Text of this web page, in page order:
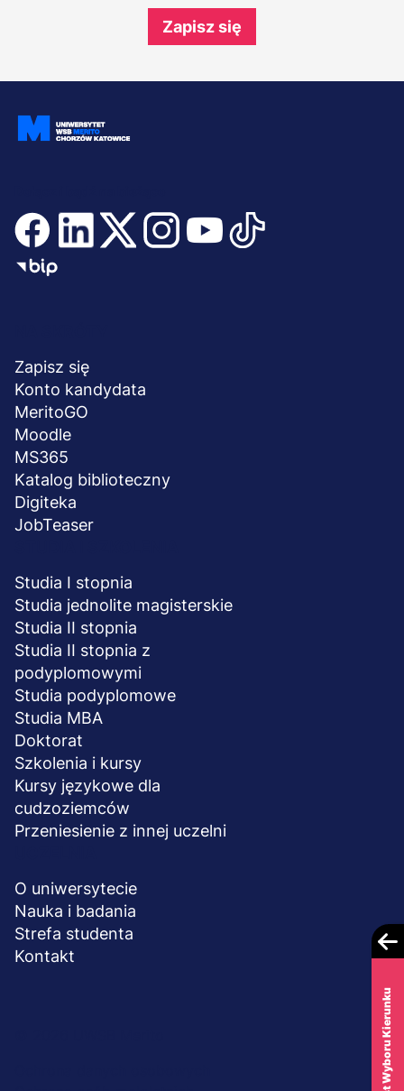
Zapisz się
stopka
Zapisz się
Konto kandydata
MeritoGO
Moodle
MS365
Katalog biblioteczny
Digiteka
JobTeaser
Studia I stopnia
Studia jednolite magisterskie
Studia II stopnia
Studia II stopnia z
podyplomowymi
Studia podyplomowe
Studia MBA
Doktorat
Szkolenia i kursy
Kursy językowe dla
cudzoziemców
Przeniesienie z innej uczelni
O uniwersytecie
Nauka i badania
Strefa studenta
Kontakt
Test Wyboru Kierunku